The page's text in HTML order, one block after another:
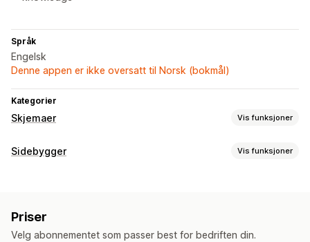
Språk
Engelsk
Denne appen er ikke oversatt til Norsk (bokmål)
Kategorier
Skjemaer Vis funksjoner
Skjematyper
Tilpasning
Dra-og-slipp-redigeringsverktøy
Skrifttype og farge
Sidebygger Vis funksjoner
Skjemaer
Priser
Velg abonnementet som passer best for bedriften din.